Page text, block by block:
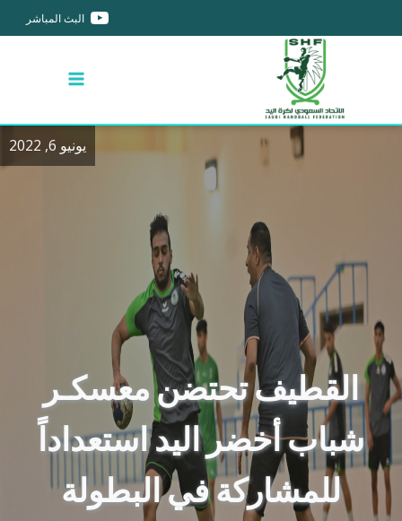
البث المباشر
يونيو 6, 2022
القطيف تحتضن معسكـر
شباب أخضر اليد استعداداً
للمشاركة في البطولة